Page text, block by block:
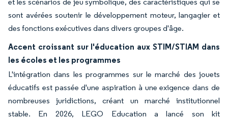
sont avérées soutenir le développement moteur, langagier et
des fonctions exécutives dans divers groupes d'âge.
Accent croissant sur l'éducation aux STIM/STIAM dans
les écoles et les programmes
L'intégration dans les programmes sur le marché des jouets
éducatifs est passée d'une aspiration à une exigence dans de
nombreuses juridictions, créant un marché institutionnel
stable. En 2026, LEGO Education a lancé son kit